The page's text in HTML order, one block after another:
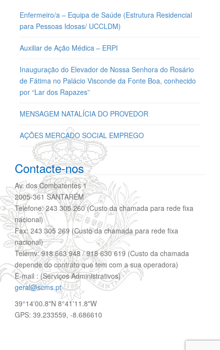
Enfermeiro/a – Equipa de Saúde (Estrutura Residencial
para Pessoas Idosas/ UCCLDM)
Auxiliar de Ação Médica – ERPI
Inauguração do Elevador de Nossa Senhora do Rosário
de Fátima no Palácio Visconde da Fonte Boa, conhecido
por “Lar dos Rapazes”
MENSAGEM NATALÍCIA DO PROVEDOR
AÇÕES MERCADO SOCIAL EMPREGO
Contacte-nos
Av. dos Combatentes 1
2005-361 SANTARÉM
Telefone: 243 305 260 (Custo da chamada para rede fixa
nacional)
Fax: 243 305 269 (Custo da chamada para rede fixa
nacional)
Telemv: 918 663 948 / 918 630 619 (Custo da chamada
depende do contrato que tem com a sua operadora)
E-mail : (Serviços Administrativos)
geral@scms.pt
39°14'00.8"N 8°41'11.8"W
GPS: 39.233559, -8.686610